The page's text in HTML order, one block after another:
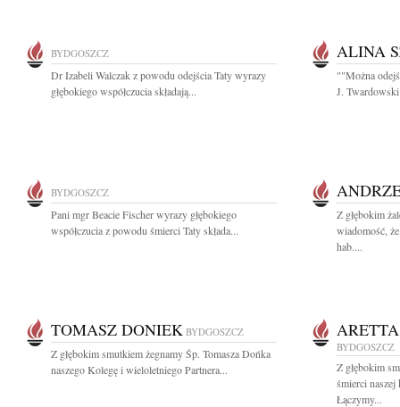
BYDGOSZCZ
Dr Izabeli Walczak z powodu odejścia Taty wyrazy
głębokiego współczucia składają...
ALINA
""Można
J.
BYDGOSZCZ
Pani mgr Beacie Fischer wyrazy głębokiego
współczucia z powodu śmierci Taty składa...
Z głębokim
wiadomość,
hab....
TOMASZ DONIEK BYDGOSZCZ
Z głębokim smutkiem żegnamy Śp. Tomasza Dońka
naszego Kolegę i wieloletniego Partnera...
BYDGOSZCZ
Z głębokim
śmierci
Łączymy...